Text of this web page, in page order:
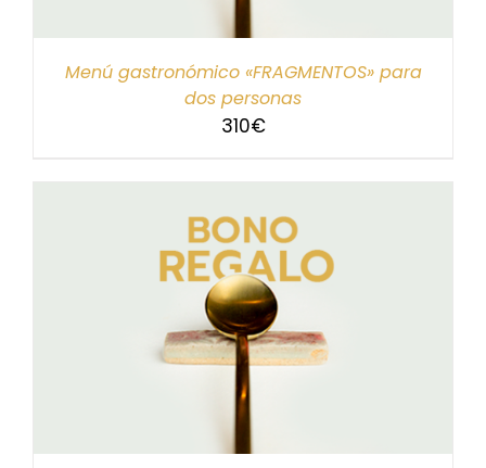
Menú gastronómico «FRAGMENTOS» para
dos personas
310€